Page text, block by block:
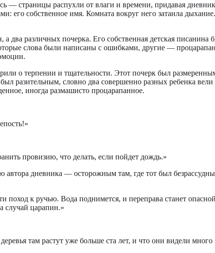
— страницы распухли от влаги и времени, придавая
его собственное имя. Комната вокруг него затаила
два различных почерка. Его собственная детская писанина
слова были написаны с ошибками, другие —
о терпении и тщательности. Этот почерк был
разительным, словно два совершенно разных ребенка вели
иногда размашисто процарапанное.
провизию, что делать, если пойдет дождь.»
автора дневника — осторожным там, где тот был
поход к ручью. Вода поднимется, и переправа станет
случай царапин.»
там растут уже больше ста лет, и что они видели много